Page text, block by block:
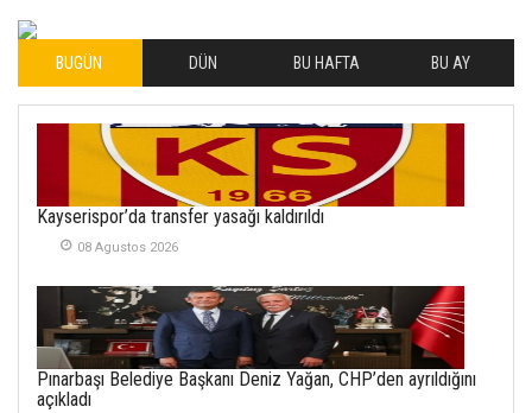
İLHAN YILMAZ
SOFRADA AYRIMCILIK
VAR
26 Subat 2026
METİN ERTEM
21 Haziran 2026
SEMRA ŞAHİN
KENDİNE UYANMAK
BUGÜN DÜN BU HAFTA BU AY
Kayserispor’da transfer yasağı kaldırıldı
08 Agustos 2026
Pınarbaşı Belediye Başkanı Deniz Yağan, CHP’den ayrıldığını
açıkladı